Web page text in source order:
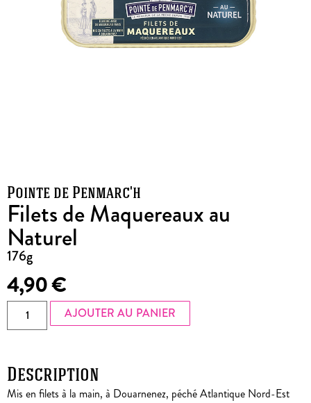
Pointe de Penmarc'h
Filets de Maquereaux au
Naturel
176g
4,90€
AJOUTER AU PANIER
Description
Mis en filets à la main, à Douarnenez, péché Atlantique Nord-Est